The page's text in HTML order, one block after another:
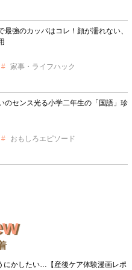
最強のカッパはコレ！顔が濡れない、
家事・ライフハック
のセンス光る小学二年生の「国語」珍
おもしろエピソード
にかしたい…【産後ケア体験漫画レポ